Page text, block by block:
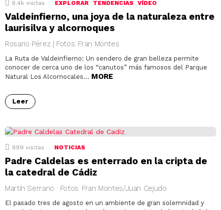
8.4k visitas EXPLORAR TENDENCIAS VÍDEO
Valdeinfierno, una joya de la naturaleza entre
laurisilva y alcornoques
Rosario Pérez | Fotos: Fran Montes
La Ruta de Valdeinfierno: Un sendero de gran belleza permite
conocer de cerca uno de los “canutos” más famosos del Parque
Natural Los Alcornocales… MORE
Leer
999 visitas NOTICIAS
Padre Caldelas es enterrado en la cripta de
la catedral de Cádiz
Martín Serrano · Fotos: Fran Montes/Juan Cejudo
El pasado tres de agosto en un ambiente de gran solemnidad y